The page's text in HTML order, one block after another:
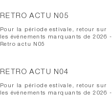
RETRO ACTU N05
Pour la période estivale, retour sur
les événements marquants de 2026 -
Retro actu N05
RETRO ACTU N04
Pour la période estivale, retour sur
les événements marquants de 2026 -